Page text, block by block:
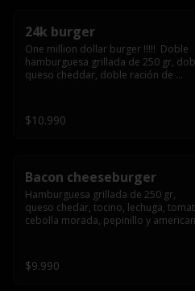
24k burger
One million dollar burger !!!!!  Doble
hamburguesa grillada de 250 gr,
queso cheddar, doble ración de
gold glitter
$10.990
Bacon cheeseburger
Hamburguesa grillada de 250 gr,
queso chedar, tocino, lechuga,
cebolla morada, pepinillo y american
$9.990